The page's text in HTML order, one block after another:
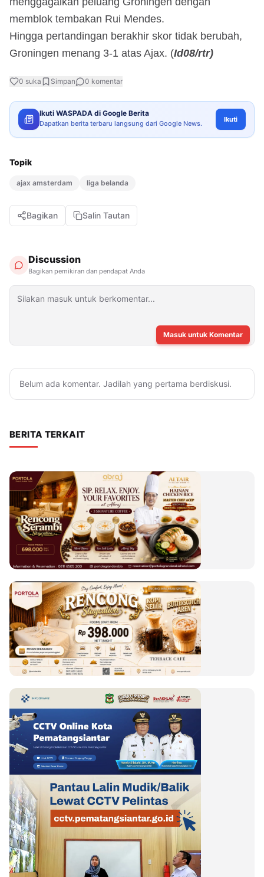
memblok tembakan Rui Mendes.
Hingga pertandingan berakhir skor tidak berubah,
Groningen menang 3-1 atas Ajax. (Id08/rtr)
0 suka Simpan 0 komentar
Ikuti WASPADA di Google Berita
Dapatkan berita terbaru langsung dari Google News. Ikuti
Topik
ajax amsterdam liga belanda
Bagikan Salin Tautan
Discussion
Bagikan pemikiran dan pendapat Anda
Masuk untuk Komentar
Belum ada komentar. Jadilah yang pertama berdiskusi.
BERITA TERKAIT